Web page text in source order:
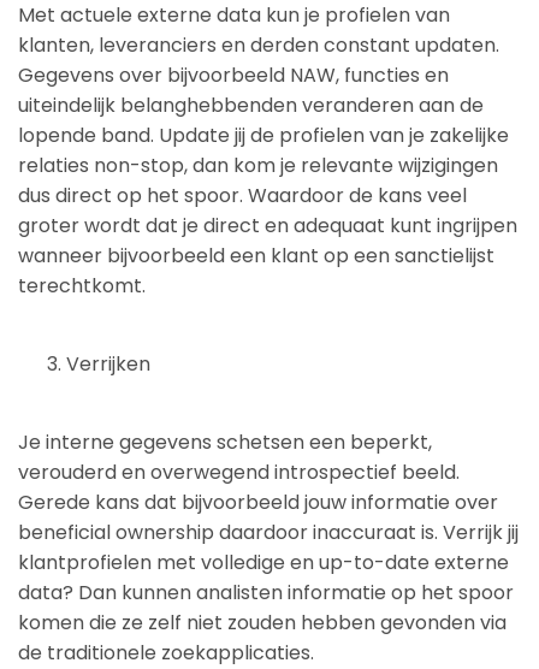
Met actuele externe data kun je profielen van
klanten, leveranciers en derden constant updaten.
Gegevens over bijvoorbeeld NAW, functies en
uiteindelijk belanghebbenden veranderen aan de
lopende band. Update jij de profielen van je zakelijke
relaties non-stop, dan kom je relevante wijzigingen
dus direct op het spoor. Waardoor de kans veel
groter wordt dat je direct en adequaat kunt ingrijpen
wanneer bijvoorbeeld een klant op een sanctielijst
terechtkomt.
Verrijken
Je interne gegevens schetsen een beperkt,
verouderd en overwegend introspectief beeld.
Gerede kans dat bijvoorbeeld jouw informatie over
beneficial ownership daardoor inaccuraat is. Verrijk jij
klantprofielen met volledige en up-to-date externe
data? Dan kunnen analisten informatie op het spoor
komen die ze zelf niet zouden hebben gevonden via
de traditionele zoekapplicaties.